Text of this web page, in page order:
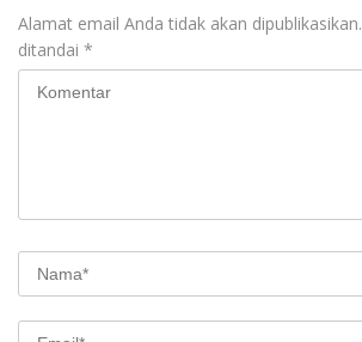
Alamat email Anda tidak akan dipublikasikan.
ditandai *